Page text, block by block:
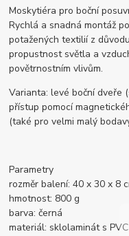
Moskytiéra pro boční
Rychlá a snadná montáž
potažených textilií z
propustnost světla a
povětrnostním vlivům.
Varianta: levé boční dveře
přístup pomocí
(také pro velmi malý
Parametry
rozměr balení: 40 x 30 x 8
hmotnost: 800 g
barva: černá
materiál: sklolaminát s